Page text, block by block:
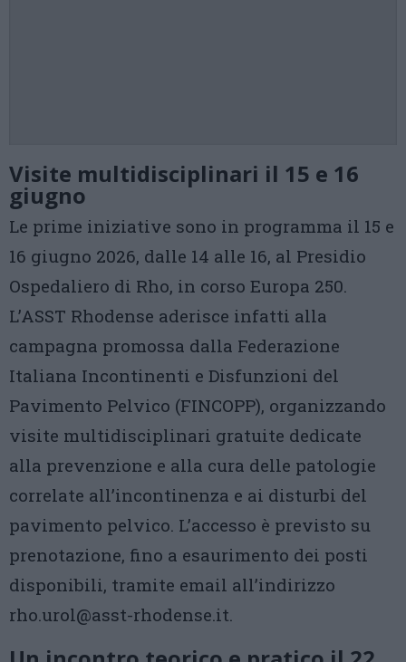
Visite multidisciplinari il 15 e 16
giugno
Le prime iniziative sono in programma il 15 e
16 giugno 2026, dalle 14 alle 16, al Presidio
Ospedaliero di Rho, in corso Europa 250.
L’ASST Rhodense aderisce infatti alla
campagna promossa dalla Federazione
Italiana Incontinenti e Disfunzioni del
Pavimento Pelvico (FINCOPP), organizzando
visite multidisciplinari gratuite dedicate
alla prevenzione e alla cura delle patologie
correlate all’incontinenza e ai disturbi del
pavimento pelvico. L’accesso è previsto su
prenotazione, fino a esaurimento dei posti
disponibili, tramite email all’indirizzo
rho.urol@asst-rhodense.it.